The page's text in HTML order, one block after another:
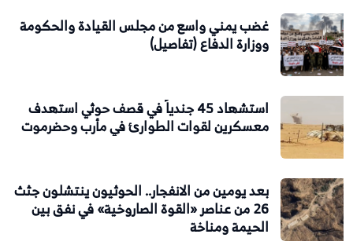
غضب يمني واسع من مجلس القيادة والحكومة
ووزارة الدفاع (تفاصيل)
استشهاد 45 جندياً في قصف حوثي استهدف
معسكرين لقوات الطوارئ في مأرب وحضرموت
بعد يومين من الانفجار.. الحوثيون ينتشلون جثث
26 من عناصر «القوة الصاروخية» في نفق بين
الحيمة ومناخة